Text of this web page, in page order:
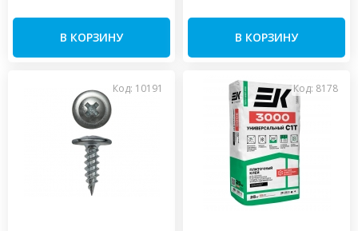
В КОРЗИНУ В КОРЗИНУ
Код: 10191 Код: 8178